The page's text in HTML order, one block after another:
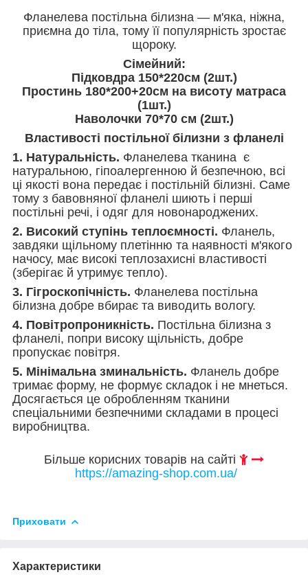
Фланелева постільна білизна — м'яка, ніжна,
приємна до тіла, тому її популярність зростає
щороку.
Сімейний:
Підковдра 150*220см (2шт.)
Простинь 180*200+20см на висоту матраса
(1шт.)
Наволочки 70*70 см (2шт.)
Властивості постільної білизни з фланелі
1. Натуральність. Фланелева тканина є
натуральною, гіпоалергенною й безпечною, всі
ці якості вона передає і постільній білизні. Саме
тому з бавовняної фланелі шиють і перші
постільні речі, і одяг для новонароджених.
2. Високий ступінь теплоємності. Фланель,
завдяки щільному плетінню та наявності м'якого
начосу, має високі теплозахисні властивості
(зберігає й утримує тепло).
3. Гігроскопічність. Фланелева постільна
білизна добре вбирає та виводить вологу.
4. Повітропроникність. Постільна білизна з
фланелі, попри високу щільність, добре
пропускає повітря.
5. Мінімальна зминальність. Фланель добре
тримає форму, не формує складок і не мнеться.
Досягається це обробленням тканини
спеціальними безпечними складами в процесі
виробництва.
Більше корисних товарів на сайті
https://amazing-shop.com.ua/
Приховати
Характеристики